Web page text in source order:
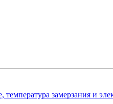
температура замерзания и